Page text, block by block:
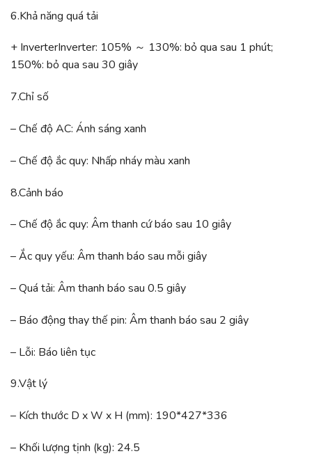
6.Khả năng quá tải
+ InverterInverter: 105% ～ 130%: bỏ qua sau 1 phút;
150%: bỏ qua sau 30 giây
7.Chỉ số
– Chế độ AC: Ánh sáng xanh
– Chế độ ắc quy: Nhấp nháy màu xanh
8.Cảnh báo
– Chế độ ắc quy: Âm thanh cứ báo sau 10 giây
– Ắc quy yếu: Âm thanh báo sau mỗi giây
– Quá tải: Âm thanh báo sau 0.5 giây
– Báo động thay thế pin: Âm thanh báo sau 2 giây
– Lỗi: Báo liên tục
9.Vật lý
– Kích thước D x W x H (mm): 190*427*336
– Khối lượng tịnh (kg): 24.5